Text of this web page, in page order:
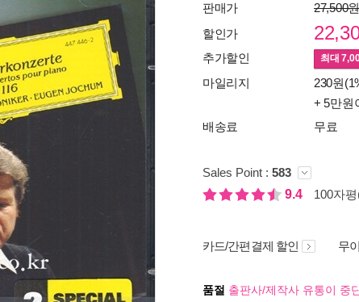
판매가
27,500원
할인가
추가할인 최대
마일리지
230원
+ 5만원
배송료
무료
Sales Point : 583
9.4
100자
카드/간편결제 할인 무
품절 출판사/제작사 유통이 중